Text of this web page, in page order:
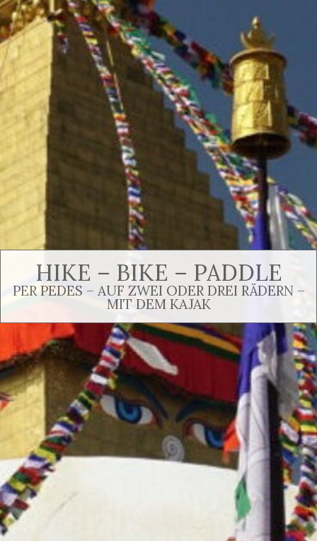
HIKE – BIKE – PADDLE
PER PEDES – AUF ZWEI ODER DREI RÄDERN –
MIT DEM KAJAK